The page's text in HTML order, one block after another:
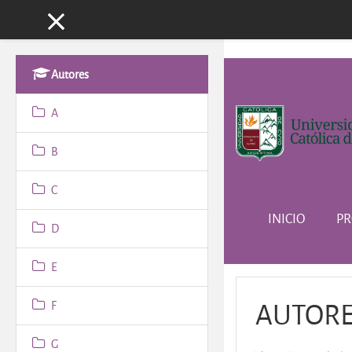
Panel lateral
INICIO
Autores
A
B
C
D
E
F
G